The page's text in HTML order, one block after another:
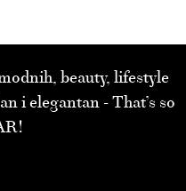
beauty, lifestyle
i elegantan - That’s so